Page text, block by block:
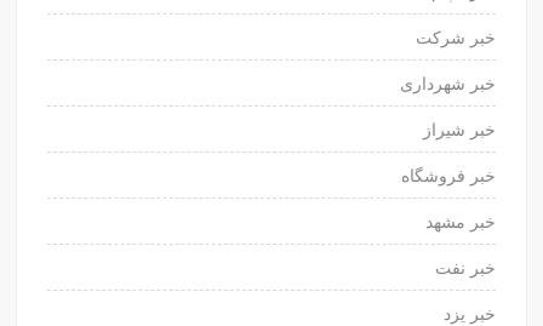
خبر شرکت
خبر شهرداری
خبر شیراز
خبر فروشگاه
خبر مشهد
خبر نفت
خبر یزد